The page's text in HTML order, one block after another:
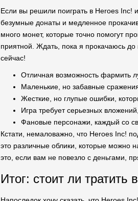
Если вы решили поиграть в Heroes Inc!
безумные донаты и медленное
много монет, которые точно помогут
приятной. Ждать, пока я прокачаюсь
сейчас!
Отличная возможность фармить
Маленькие, но забавные
Жесткие, но глупые ошибки,
Игра требует серьезных
Фановые персонажи, каждый со
Кстати, немаловажно, что Heroes Inc!
это различные облики, которые можно
это, если вам не повезло с деньгами,
Итог: стоит ли тратить